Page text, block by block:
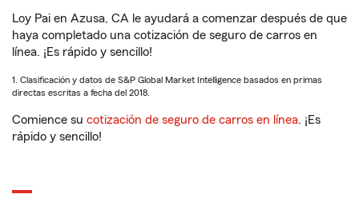
Loy Pai en Azusa, CA le ayudará a comenzar después de que
haya completado una cotización de seguro de carros en
línea. ¡Es rápido y sencillo!
1. Clasificación y datos de S&P Global Market Intelligence basados en primas
directas escritas a fecha del 2018.
Comience su cotización de seguro de carros en línea. ¡Es
rápido y sencillo!